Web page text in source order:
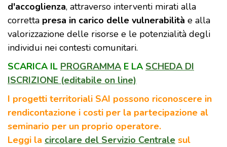
d'accoglienza, attraverso interventi mirati alla
corretta presa in carico delle vulnerabilità e alla
valorizzazione delle risorse e le potenzialità degli
individui nei contesti comunitari.
SCARICA IL PROGRAMMA E LA SCHEDA DI
ISCRIZIONE (editabile on line)
I progetti territoriali SAI possono riconoscere in
rendicontazione i costi per la partecipazione al
seminario per un proprio operatore.
Leggi la circolare del Servizio Centrale sul